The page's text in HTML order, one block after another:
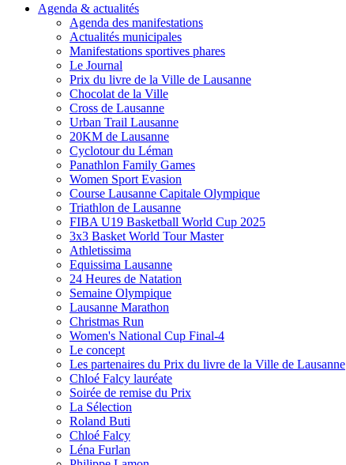
Agenda & actualités
Agenda des manifestations
Actualités municipales
Manifestations sportives phares
Le Journal
Prix du livre de la Ville de Lausanne
Chocolat de la Ville
Cross de Lausanne
Urban Trail Lausanne
20KM de Lausanne
Cyclotour du Léman
Panathlon Family Games
Women Sport Evasion
Course Lausanne Capitale Olympique
Triathlon de Lausanne
FIBA U19 Basketball World Cup 2025
3x3 Basket World Tour Master
Athletissima
Equissima Lausanne
24 Heures de Natation
Semaine Olympique
Lausanne Marathon
Christmas Run
Women's National Cup Final-4
Le concept
Les partenaires du Prix du livre de la Ville de Lausanne
Chloé Falcy lauréate
Soirée de remise du Prix
La Sélection
Roland Buti
Chloé Falcy
Léna Furlan